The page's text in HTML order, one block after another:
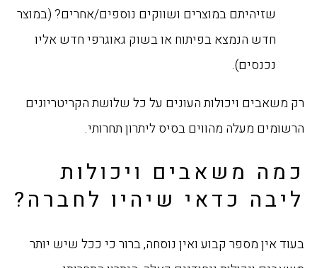
שזיהיתם במוצרים ושווקים נוספים/אחרים? (במוצר
חדש הנמצא בפיתוח או בשוק גאוגרפי חדש אליו
נכנסים).
רק משאבים ויכולות העונים על כל שלושת הקריטריונים
הרשומים מעלה מהווים בסיס ליתרון תחרותי.
כמה משאבים ויכולות
ליבה כדאי שיהיו לחברה?
בעוד אין מספר קבוע ואין נוסחה, ברור כי ככל שיש יותר